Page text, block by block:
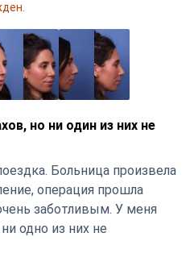
но ни один из них не
Больница произвела
операция прошла
заботливым. У меня
одно из них не